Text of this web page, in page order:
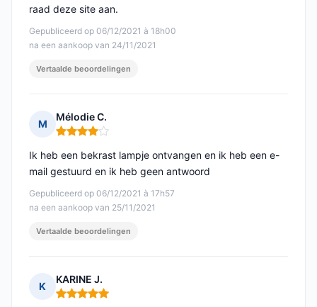
Gepubliceerd op 06/12/2021 à 18h00
na een aankoop van 24/11/2021
raad deze site aan.
Vertaalde beoordelingen
M
Mélodie C.
Opmerking: 4 van 5
Gepubliceerd op 06/12/2021 à 17h57
na een aankoop van 25/11/2021
Ik heb een bekrast lampje ontvangen en ik heb een e-
mail gestuurd en ik heb geen antwoord
Vertaalde beoordelingen
K
KARINE J.
Opmerking: 5 van 5